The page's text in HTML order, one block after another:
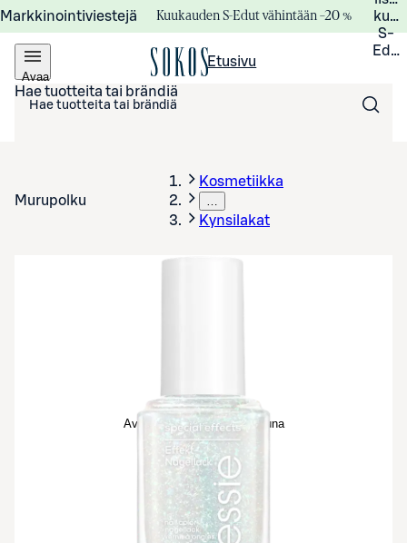
Markkinointiviestejä Kuukauden S-Edut vähintään –20 %
S-
Avaa
valikko
Etusivu
Hae tuotteita tai brändiä
Murupolku
Kosmetiikka
…
Kynsilakat
Avaa tuotekuva suurennettuna